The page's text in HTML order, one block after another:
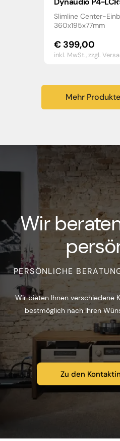
Slimline Center-
360x195x77mm
€ 399,00
inkl. MwSt.,zzgl.
Mehr
Wir
PERSÖNLICHE
Wir bieten Ihnen verschiedene
bestmöglich nach Ihren
Zu den